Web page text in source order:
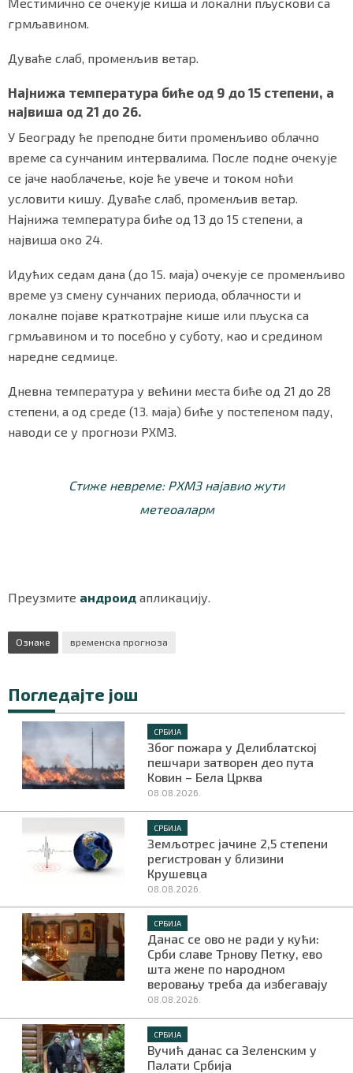
грмљавином.
Дуваће слаб, променљив ветар.
Најнижа температура биће од 9 до 15 степени, а
највиша од 21 до 26.
У Београду ће преподне бити променљиво облачно
време са сунчаним интервалима. После подне очекује
се јаче наоблачење, које ће увече и током ноћи
условити кишу. Дуваће слаб, променљив ветар.
Најнижа температура биће од 13 до 15 степени, а
највиша око 24.
Идућих седам дана (до 15. маја) очекује се променљиво
време уз смену сунчаних периода, облачности и
локалне појаве краткотрајне кише или пљуска са
грмљавином и то посебно у суботу, као и средином
наредне седмице.
Дневна температура у већини места биће од 21 до 28
степени, а од среде (13. маја) биће у постепеном паду,
наводи се у прогнози РХМЗ.
Стиже невреме: РХМЗ најавио жути
метеоаларм
Преузмите андроид апликацију.
Ознаке временска прогноза
Погледајте још
СРБИЈА
Због пожара у Делиблатској
пешчари затворен део пута
Ковин – Бела Црква
08.08.2026.
СРБИЈА
Земљотрес јачине 2,5 степени
регистрован у близини
Крушевца
08.08.2026.
СРБИЈА
Данас се ово не ради у кући:
Срби славе Трнову Петку, ево
шта жене по народном
веровању треба да избегавају
08.08.2026.
СРБИЈА
Вучић данас са Зеленским у
Палати Србија
redakcija@gradskeinfo.rs
Маркетинг |Услови коришћења|Политика